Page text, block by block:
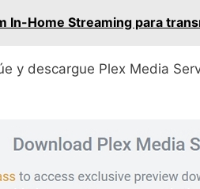
In-Home Streaming para
y descargue Plex Media